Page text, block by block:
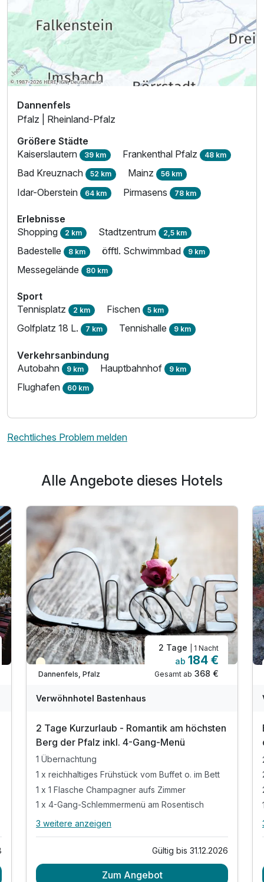
Dannenfels
Pfalz | Rheinland-Pfalz
Größere Städte
Kaiserslautern 39 km Frankenthal Pfalz 48 km
Bad Kreuznach 52 km Mainz 56 km
Idar-Oberstein 64 km Pirmasens 78 km
Erlebnisse
Shopping 2 km Stadtzentrum 2,5 km
Badestelle 8 km öfftl. Schwimmbad 9 km
Messegelände 80 km
Sport
Tennisplatz 2 km Fischen 5 km
Golfplatz 18 L. 7 km Tennishalle 9 km
Verkehrsanbindung
Autobahn 9 km Hauptbahnhof 9 km
Flughafen 60 km
Rechtliches Problem melden
Alle Angebote dieses Hotels
Teilweise ausgelastet
Dannenfels, Pfalz
2 Tage | 1 Nacht
ab 184 €
Gesamt ab 368 €
Verwöhnhotel Bastenhaus
2 Tage Kurzurlaub - Romantik am höchsten
Berg der Pfalz inkl. 4-Gang-Menü
1 Übernachtung
1 x reichhaltiges Frühstück vom Buffet o. im Bett
1 x 1 Flasche Champagner aufs Zimmer
1 x 4-Gang-Schlemmermenü am Rosentisch
Alle Inklusivleistungen
1 x reichhaltiges Frühstück vom Buffet o. im Bett
3 weitere anzeigen
Gültig bis 31.12.2026
Zum Angebot